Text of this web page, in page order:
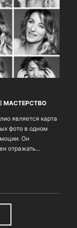
МАСТЕРСТВО
является карта
фото в одном
Он
отражать
на д...